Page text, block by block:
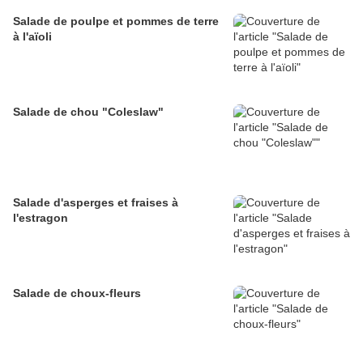
Salade de poulpe et pommes de terre
à l'aïoli
Salade de chou "Coleslaw"
Salade d'asperges et fraises à
l'estragon
Salade de choux-fleurs